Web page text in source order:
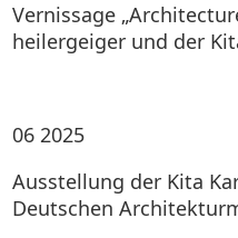
Vernissage
heilergeiger und der
06 2025
Ausstellung der Kita
Deutschen